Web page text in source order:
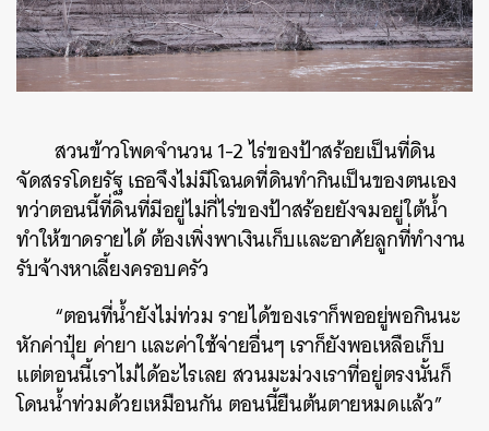
สวนข้าวโพดจำนวน 1-2 ไร่ของป้าสร้อยเป็นที่ดิน
จัดสรรโดยรัฐ เธอจึงไม่มีโฉนดที่ดินทำกินเป็นของตนเอง
ทว่าตอนนี้ที่ดินที่มีอยู่ไม่กี่ไร่ของป้าสร้อยยังจมอยู่ใต้น้ำ
ทำให้ขาดรายได้ ต้องเพิ่งพาเงินเก็บและอาศัยลูกที่ทำงาน
รับจ้างหาเลี้ยงครอบครัว
“ตอนที่น้ำยังไม่ท่วม รายได้ของเราก็พออยู่พอกินนะ
หักค่าปุ๋ย ค่ายา และค่าใช้จ่ายอื่นๆ เราก็ยังพอเหลือเก็บ
แต่ตอนนี้เราไม่ได้อะไรเลย สวนมะม่วงเราที่อยู่ตรงนั้นก็
โดนน้ำท่วมด้วยเหมือนกัน ตอนนี้ยืนต้นตายหมดแล้ว”